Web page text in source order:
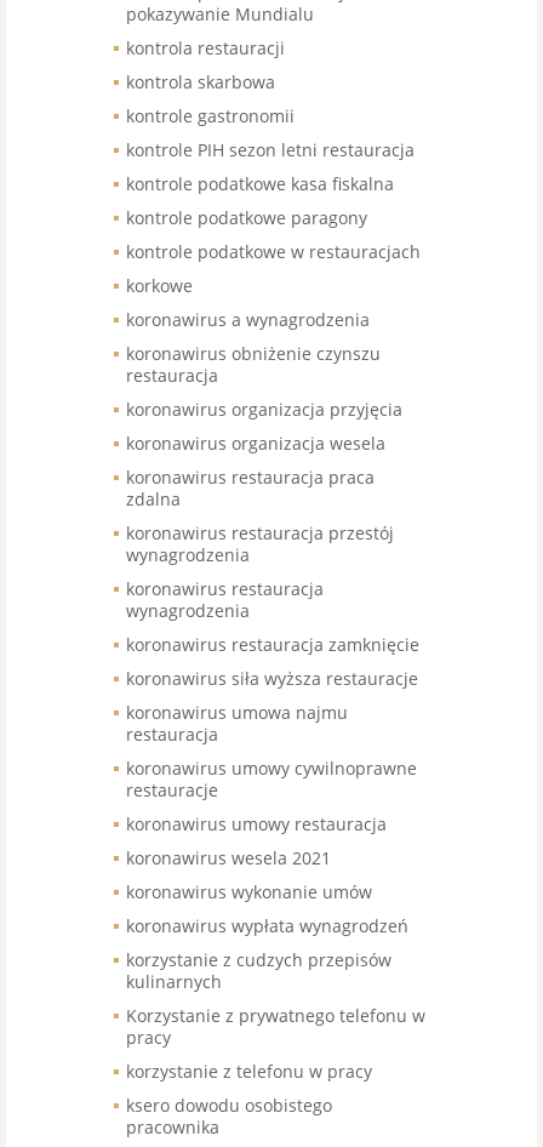
pokazywanie Mundialu
kontrola restauracji
kontrola skarbowa
kontrole gastronomii
kontrole PIH sezon letni restauracja
kontrole podatkowe kasa fiskalna
kontrole podatkowe paragony
kontrole podatkowe w restauracjach
korkowe
koronawirus a wynagrodzenia
koronawirus obniżenie czynszu
restauracja
koronawirus organizacja przyjęcia
koronawirus organizacja wesela
koronawirus restauracja praca
zdalna
koronawirus restauracja przestój
wynagrodzenia
koronawirus restauracja
wynagrodzenia
koronawirus restauracja zamknięcie
koronawirus siła wyższa restauracje
koronawirus umowa najmu
restauracja
koronawirus umowy cywilnoprawne
restauracje
koronawirus umowy restauracja
koronawirus wesela 2021
koronawirus wykonanie umów
koronawirus wypłata wynagrodzeń
korzystanie z cudzych przepisów
kulinarnych
Korzystanie z prywatnego telefonu w
pracy
korzystanie z telefonu w pracy
ksero dowodu osobistego
pracownika